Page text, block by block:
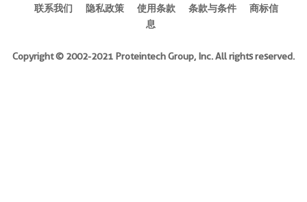
联系我们 隐私政策 使用条款 条款与条件
商标信
息
Copyright © 2002-2021 Proteintech Group, Inc. All rights reserved.